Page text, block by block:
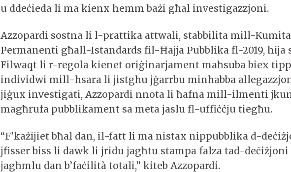
u ddeċieda li ma kienx hemm bażi għal investigazzjoni.
Azzopardi sostna li l-prattika attwali, stabbilita mill-
Permanenti għall-Istandards fil-Ħajja Pubblika fl-2019, hija
Filwaqt li r-regola kienet oriġinarjament maħsuba biex
individwi mill-ħsara li jistgħu jġarrbu minħabba
jiġux investigati, Azzopardi nnota li ħafna mill-ilmenti
magħrufa pubblikament sa meta jaslu fl-uffiċċju tiegħu.
“F’każijiet bħal dan, il-fatt li ma nistax nippubblika d-
jfisser biss li dawk li jridu jagħtu stampa falza tad-
jagħmlu dan b’faċilità totali,” kiteb Azzopardi.